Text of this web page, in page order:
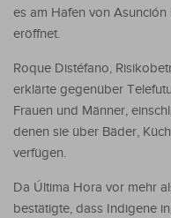
es am Hafen von
eröffnet.
Roque Distéfano,
erklärte gegenüber
Frauen und Männer,
denen sie über Bäder,
verfügen.
Da Última Hora vor mehr
bestätigte, dass Indigene